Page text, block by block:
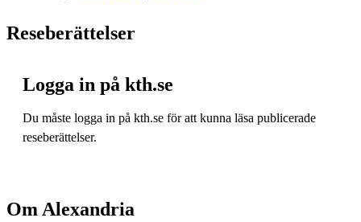
Reseberättelser
Logga in på kth.se
Du måste logga in på kth.se för att kunna läsa publicerade
reseberättelser.
Om Alexandria